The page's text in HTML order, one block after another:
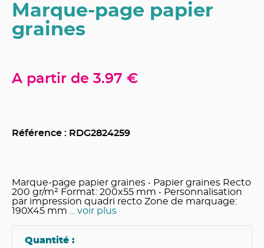
Marque-page papier
graines
A partir de 3.97 €
Référence : RDG2824259
Marque-page papier graines • Papier graines Recto
200 gr/m² Format: 200x55 mm • Personnalisation
par impression quadri recto Zone de marquage:
190X45 mm
... voir plus
Quantité :